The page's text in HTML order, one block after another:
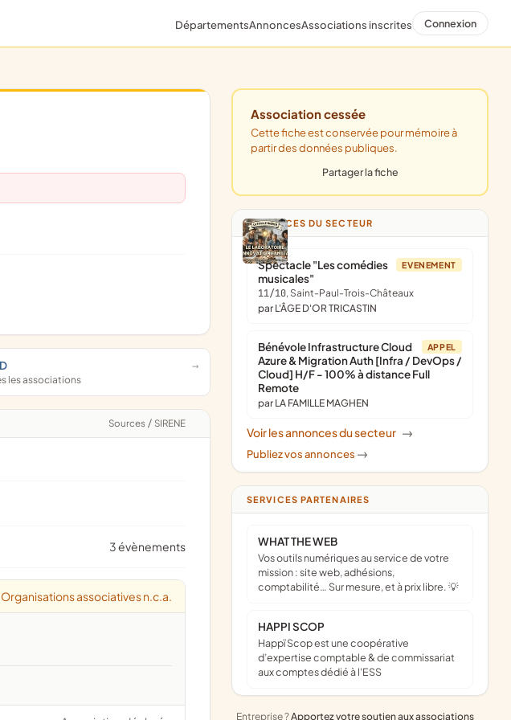
DépartementsAnnoncesAssociations inscrites Connexion
les associations
Sources / SIRENE
3 évènements
Organisations associatives n.c.a.
Association cessée
Cette fiche est conservée pour mémoire à
partir des données publiques.
Partager la fiche
ANNONCES DU SECTEUR
EVENEMENT
Spectacle "Les comédies
musicales"
11/10, Saint-Paul-Trois-Châteaux
par L'ÂGE D'OR TRICASTIN
APPEL
Bénévole Infrastructure Cloud
Azure & Migration Auth [Infra / DevOps /
Cloud] H/F - 100% à distance Full
Remote
par LA FAMILLE MAGHEN
Voir les annonces du secteur ->
Publiez vos annonces ->
SERVICES PARTENAIRES
WHAT THE WEB
Vos outils numériques au service de votre
mission : site web, adhésions,
comptabilité… Sur mesure, et à prix libre. 💡
HAPPI SCOP
Happï Scop est une coopérative
d’expertise comptable & de commissariat
aux comptes dédié à l'ESS
Entreprise ?Apportez votre soutien aux associations